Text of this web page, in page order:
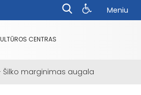
Meniu
CENTRAS
Šilko marginimas augala